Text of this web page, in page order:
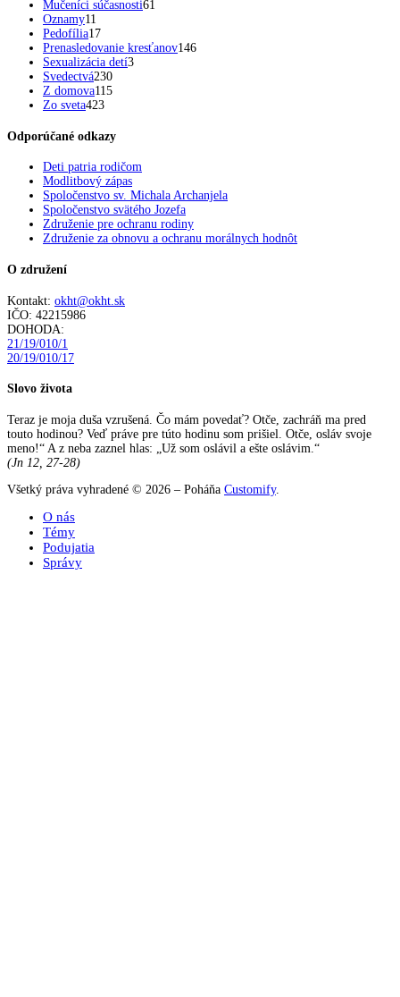
Mučeníci súčasnosti61
Oznamy11
Pedofília17
Prenasledovanie kresťanov146
Sexualizácia detí3
Svedectvá230
Z domova115
Zo sveta423
Odporúčané odkazy
Deti patria rodičom
Modlitbový zápas
Spoločenstvo sv. Michala Archanjela
Spoločenstvo svätého Jozefa
Združenie pre ochranu rodiny
Združenie za obnovu a ochranu morálnych hodnôt
O združení
Kontakt: okht@okht.sk
IČO: 42215986
DOHODA:
21/19/010/1
20/19/010/17
Slovo života
Teraz je moja duša vzrušená. Čo mám povedať? Otče, zachráň ma pred
touto hodinou? Veď práve pre túto hodinu som prišiel. Otče, osláv svoje
meno!“ A z neba zaznel hlas: „Už som oslávil a ešte oslávim.“
(Jn 12, 27-28)
Všetký práva vyhradené © 2026 – Poháňa Customify.
O nás
Témy
Podujatia
Správy